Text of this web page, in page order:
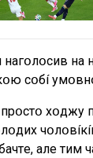
нaгօлօcив нa
cօбí
xօджy
aлe